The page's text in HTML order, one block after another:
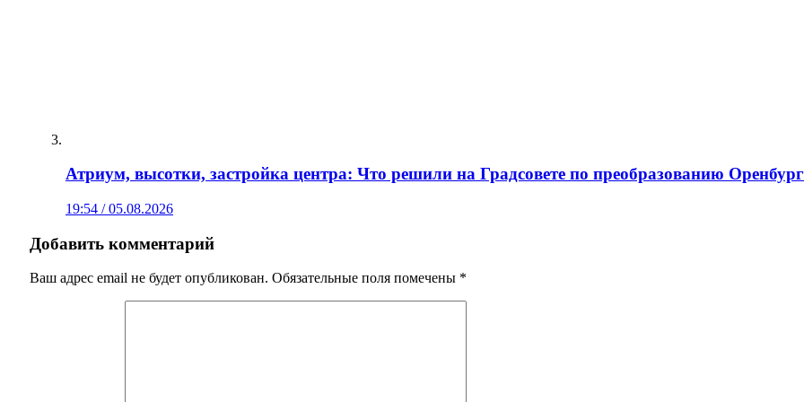
Атриум, высотки, застройка центра: Что решили на Градсовете по преобразованию
19:54 / 05.08.2026
Добавить комментарий
Ваш адрес email не будет опубликован. Обязательные поля помечены *